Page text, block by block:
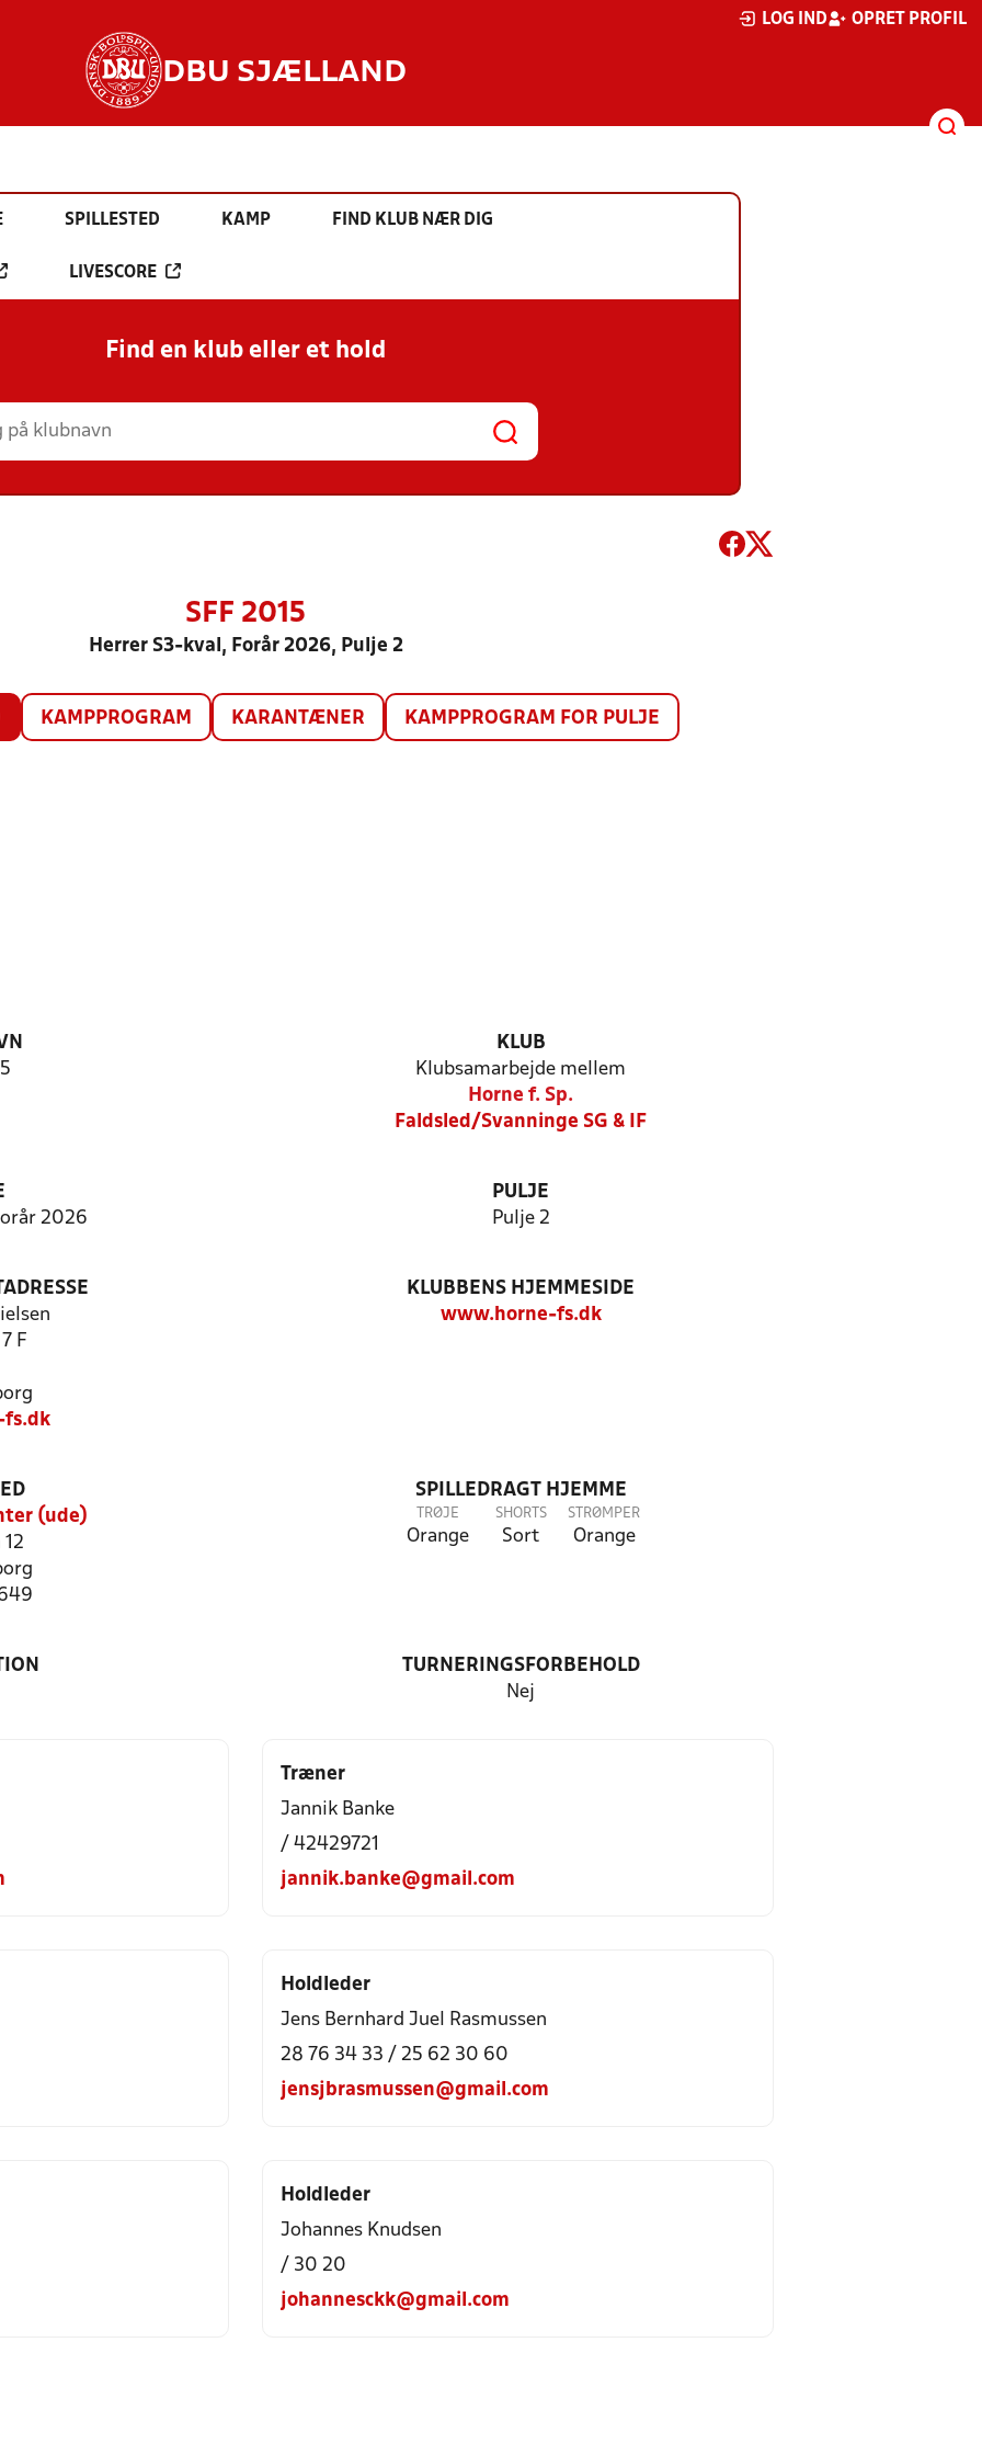
LOG IND OPRET PROFIL
DBU SJÆLLAND
SPILLESTED KAMP FIND KLUB NÆR DIG
LIVESCORE
Find en klub eller et hold
SFF 2015
Herrer S3-kval, Forår 2026, Pulje 2
KAMPPROGRAM KARANTÆNER KAMPPROGRAM FOR PULJE
KLUB
Klubsamarbejde mellem
Horne f. Sp.
Faldsled/Svanninge SG & IF
2026
PULJE
Pulje 2
F
fs.dk
KLUBBENS HJEMMESIDE
www.horne-fs.dk
(ude)
12
SPILLEDRAGT HJEMME
TRØJE
Orange
SHORTS
Sort
STRØMPER
Orange
TURNERINGSFORBEHOLD
Nej
Træner
Jannik Banke
/ 42429721
jannik.banke@gmail.com
Holdleder
Jens Bernhard Juel Rasmussen
28 76 34 33 / 25 62 30 60
jensjbrasmussen@gmail.com
Holdleder
Johannes Knudsen
/ 30 20
johannesckk@gmail.com